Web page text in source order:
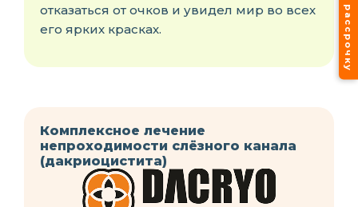
отказаться от очков и увидел мир во всех
его ярких красках.
Комплексное лечение
непроходимости слёзного канала
(дакриоцистита)